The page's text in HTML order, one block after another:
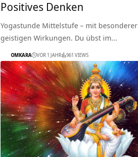
Positives Denken
Yogastunde Mittelstufe – mit
geistigen Wirkungen. Du übst im…
OMKARA VOR 1 JAHR 961 VIEWS